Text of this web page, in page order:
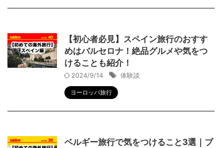
【初心者必見】スペイン旅行のおすす
めはバルセロナ！絶品グルメや気をつ
けることも紹介！
2024/9/14 体験談
ヨーロッパ旅行
ベルギー旅行で気をつけること3選｜ブ